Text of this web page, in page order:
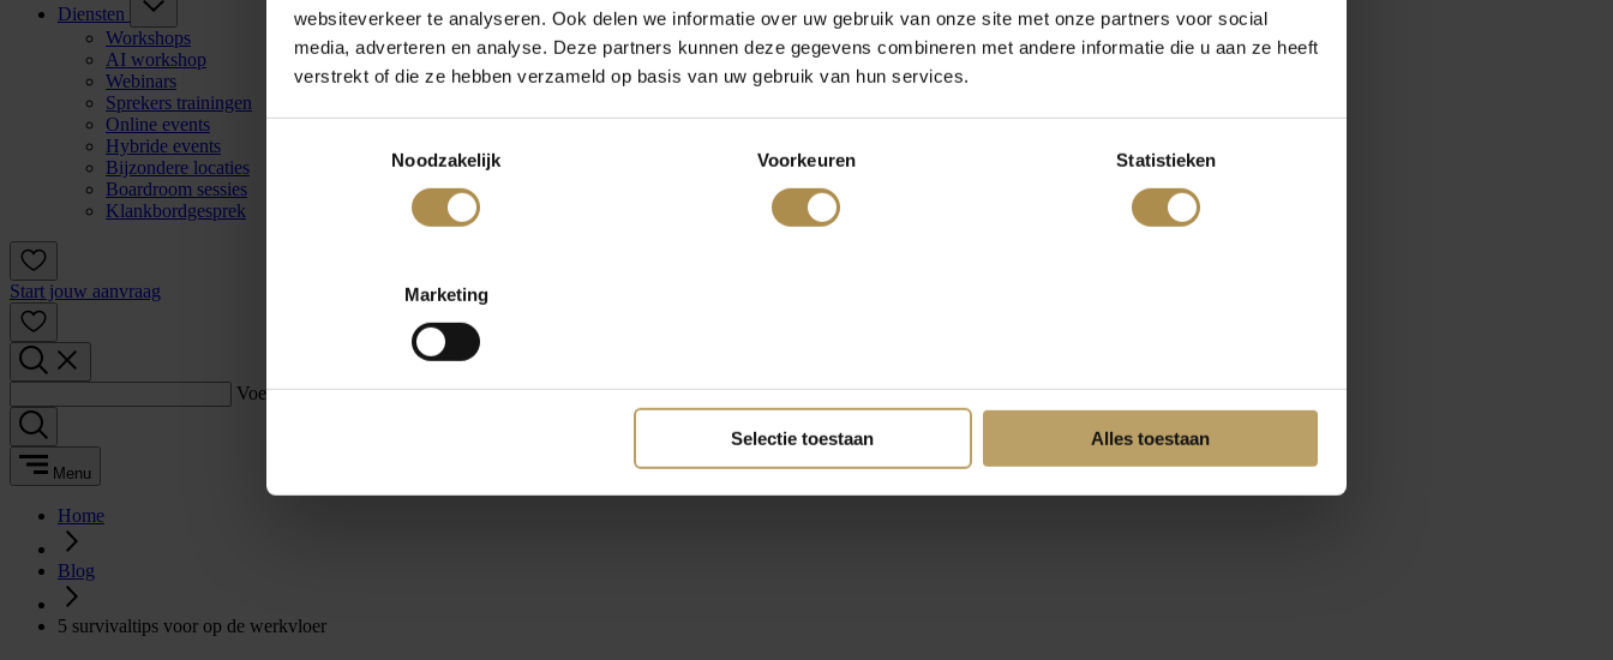
websiteverkeer te analyseren. Ook delen we informatie over uw gebruik van onze site met onze partners voor social
media, adverteren en analyse. Deze partners kunnen deze gegevens combineren met andere informatie die u aan ze heeft
verstrekt of die ze hebben verzameld op basis van uw gebruik van hun services.
Noodzakelijk
Voorkeuren Statistieken
Marketing
Selectie toestaan Alles toestaan
Diensten
Workshops
AI workshop
Webinars
Sprekers trainingen
Online events
Hybride events
Bijzondere locaties
Boardroom sessies
Klankbordgesprek
Start jouw aanvraag
Voer een zoekterm in:
Menu
Home
Blog
5 survivaltips voor op de werkvloer